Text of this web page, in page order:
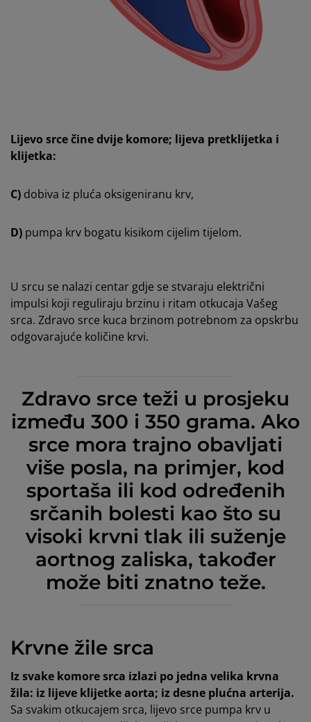
Lijevo srce čine dvije komore; lijeva pretklijetka i
klijetka:
C) dobiva iz pluća oksigeniranu krv,
D) pumpa krv bogatu kisikom cijelim tijelom.
U srcu se nalazi centar gdje se stvaraju električni
impulsi koji reguliraju brzinu i ritam otkucaja Vašeg
srca. Zdravo srce kuca brzinom potrebnom za opskrbu
odgovarajuće količine krvi.
Zdravo srce teži u prosjeku
između 300 i 350 grama. Ako
srce mora trajno obavljati
više posla, na primjer, kod
sportaša ili kod određenih
srčanih bolesti kao što su
visoki krvni tlak ili suženje
aortnog zaliska, također
može biti znatno teže.
Krvne žile srca
Iz svake komore srca izlazi po jedna velika krvna
žila: iz lijeve klijetke aorta; iz desne plućna arterija.
Sa svakim otkucajem srca, lijevo srce pumpa krv u